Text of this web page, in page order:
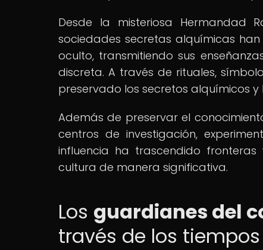
Desde la misteriosa Hermandad
sociedades secretas alquímicas
oculto, transmitiendo sus
discreta. A través de rituales,
preservado los secretos alquímicos
Además de preservar el
centros de investigación,
influencia ha trascendido
cultura de manera significativa.
Los guardianes del
través de los tiempos